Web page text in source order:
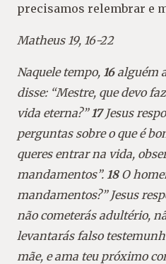
precisamos relembrar e
Matheus 19, 16-22
Naquele tempo, 16 alguém
disse: “Mestre, que devo
vida eterna?” 17 Jesus
perguntas sobre o que é
queres entrar na vida,
mandamentos”. 18 O
mandamentos?” Jesus
não cometerás adultério,
levantarás falso
mãe, e ama teu próximo